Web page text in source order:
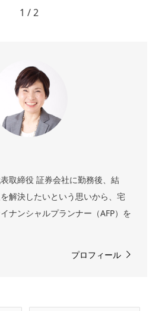
1 / 2
取締役 証券会社に勤務後、結
解決したいという思いから、宅
ナンシャルプランナー（AFP）を
プロフィール